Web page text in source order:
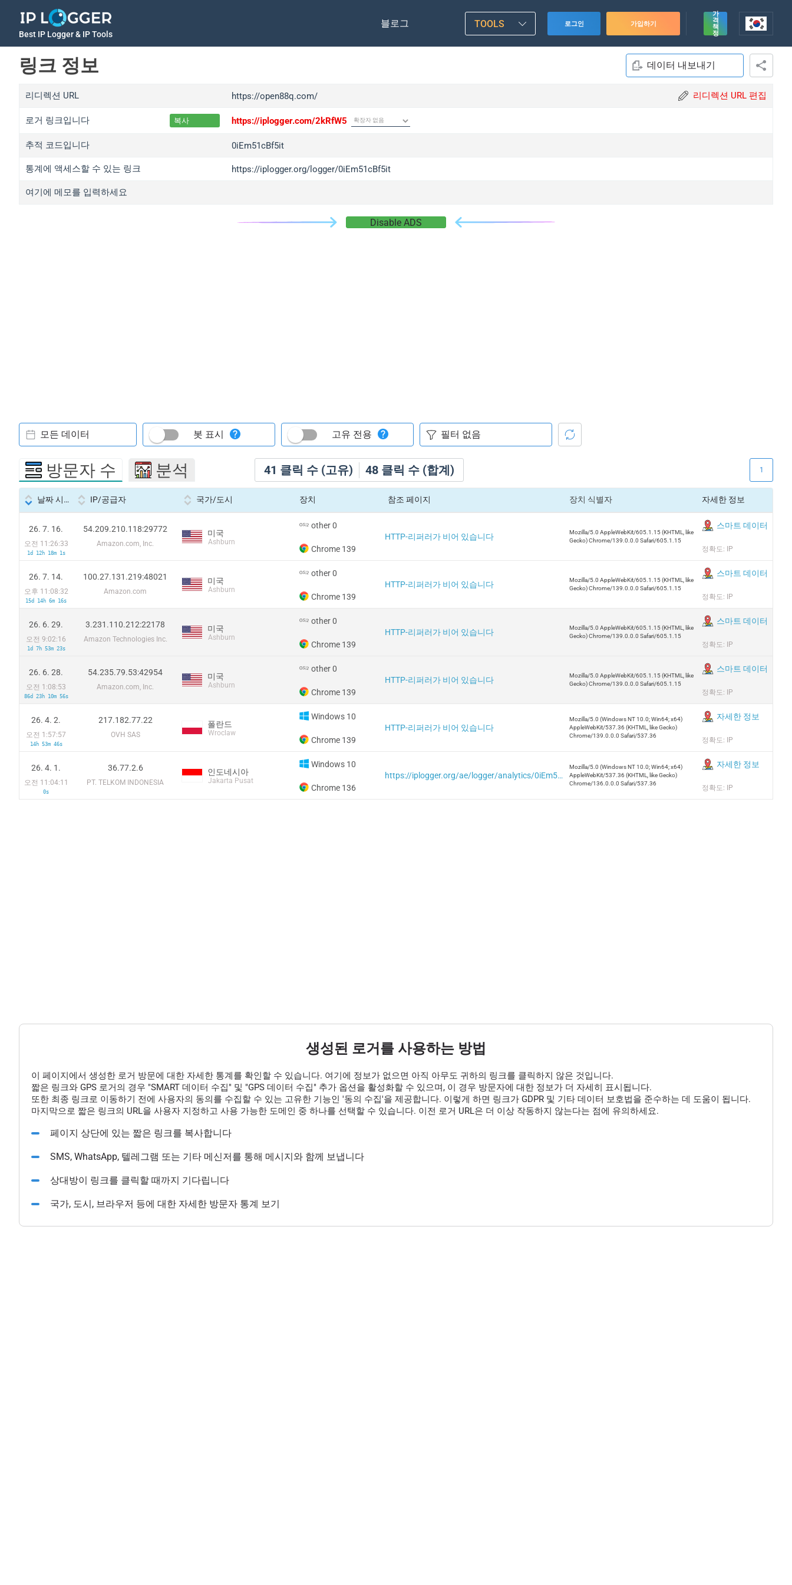
Best IP Logger & IP Tools
블로그 TOOLS 로그인 가입하기
가
격
책
정
링크 정보 데이터 내보내기
리디렉션 URL https://open88q.com/ 리디렉션 URL 편집
로거 링크입니다 복사 https://iplogger.com/2kRfW5
추적 코드입니다 0iEm51cBf5it
통계에 액세스할 수 있는 링크 https://iplogger.org/logger/0iEm51cBf5it
여기에 메모를 입력하세요
Disable ADS
41 클릭 수 (고유) 48 클릭 수 (합계)
모든 데이터 봇 표시 고유 전용
방문자 수 분석 1
날짜 시간 IP/공급자 국가/도시 장치 참조 페이지 장치 식별자 자세한 정보
26. 7. 16.
오전 11:26:33
1d 12h 18m 1s
54.209.210.118:29772
Amazon.com, Inc.
미국
Ashburn
other 0
Chrome 139
HTTP-리퍼러가 비어 있습니다
Mozilla/5.0 AppleWebKit/605.1.15 (KHTML, like
Gecko) Chrome/139.0.0.0 Safari/605.1.15
스마트 데이터
정확도: IP
26. 7. 14.
오후 11:08:32
15d 14h 6m 16s
100.27.131.219:48021
Amazon.com
미국
Ashburn
other 0
Chrome 139
HTTP-리퍼러가 비어 있습니다
Mozilla/5.0 AppleWebKit/605.1.15 (KHTML, like
Gecko) Chrome/139.0.0.0 Safari/605.1.15
스마트 데이터
정확도: IP
26. 6. 29.
오전 9:02:16
1d 7h 53m 23s
3.231.110.212:22178
Amazon Technologies Inc.
미국
Ashburn
other 0
Chrome 139
HTTP-리퍼러가 비어 있습니다
Mozilla/5.0 AppleWebKit/605.1.15 (KHTML, like
Gecko) Chrome/139.0.0.0 Safari/605.1.15
스마트 데이터
정확도: IP
26. 6. 28.
오전 1:08:53
86d 23h 10m 56s
54.235.79.53:42954
Amazon.com, Inc.
미국
Ashburn
other 0
Chrome 139
HTTP-리퍼러가 비어 있습니다
Mozilla/5.0 AppleWebKit/605.1.15 (KHTML, like
Gecko) Chrome/139.0.0.0 Safari/605.1.15
스마트 데이터
정확도: IP
26. 4. 2.
오전 1:57:57
14h 53m 46s
217.182.77.22
OVH SAS
폴란드
Wroclaw
Windows 10
Chrome 139
HTTP-리퍼러가 비어 있습니다
Mozilla/5.0 (Windows NT 10.0; Win64; x64)
AppleWebKit/537.36 (KHTML, like Gecko)
Chrome/139.0.0.0 Safari/537.36
자세한 정보
정확도: IP
26. 4. 1.
오전 11:04:11
0s
36.77.2.6
PT. TELKOM INDONESIA
인도네시아
Jakarta Pusat
Windows 10
Chrome 136
https://iplogger.org/ae/logger/analytics/0iEm51cBf5it/
Mozilla/5.0 (Windows NT 10.0; Win64; x64)
AppleWebKit/537.36 (KHTML, like Gecko)
Chrome/136.0.0.0 Safari/537.36
자세한 정보
정확도: IP
생성된 로거를 사용하는 방법
이 페이지에서 생성한 로거 방문에 대한 자세한 통계를 확인할 수 있습니다. 여기에 정보가 없으면 아직 아무도 귀하의 링크를 클릭하지 않은 것입니다.
짧은 링크와 GPS 로거의 경우 "SMART 데이터 수집" 및 "GPS 데이터 수집" 추가 옵션을 활성화할 수 있으며, 이 경우 방문자에 대한 정보가 더 자세히 표시됩니다.
또한 최종 링크로 이동하기 전에 사용자의 동의를 수집할 수 있는 고유한 기능인 '동의 수집'을 제공합니다. 이렇게 하면 링크가 GDPR 및 기타 데이터 보호법을 준수하는 데 도움이 됩니다.
마지막으로 짧은 링크의 URL을 사용자 지정하고 사용 가능한 도메인 중 하나를 선택할 수 있습니다. 이전 로거 URL은 더 이상 작동하지 않는다는 점에 유의하세요.
페이지 상단에 있는 짧은 링크를 복사합니다
SMS, WhatsApp, 텔레그램 또는 기타 메신저를 통해 메시지와 함께 보냅니다
상대방이 링크를 클릭할 때까지 기다립니다
국가, 도시, 브라우저 등에 대한 자세한 방문자 통계 보기